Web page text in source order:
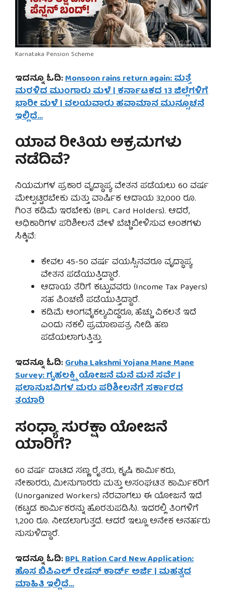
Karnataka Pension Scheme
ಇದನ್ನೂ ಓದಿ:Monsoon rains return again: ಮತ್ತೆ
ಮರಳಿದ ಮುಂಗಾರು ಮಳೆ | ಕರ್ನಾಟಕದ 13 ಜಿಲ್ಲೆಗಳಿಗೆ
ಭಾರೀ ಮಳೆ | ವಲಯವಾರು ಹವಾಮಾನ ಮುನ್ಸೂಚನೆ
ಇಲ್ಲಿದೆ…
ಯಾವ ರೀತಿಯ ಅಕ್ರಮಗಳು
ನಡೆದಿವೆ?
ನಿಯಮಗಳ ಪ್ರಕಾರ ವೃದ್ಧಾಪ್ಯ ವೇತನ ಪಡೆಯಲು 60 ವರ್ಷ
ಮೇಲ್ಪಟ್ಟಿರಬೇಕು ಮತ್ತು ವಾರ್ಷಿಕ ಆದಾಯ 32,000 ರೂ.
ಗಿಂತ ಕಡಿಮೆ ಇರಬೇಕು (BPL Card Holders). ಆದರೆ,
ಅಧಿಕಾರಿಗಳ ಪರಿಶೀಲನೆ ವೇಳೆ ಬೆಚ್ಚಿಬೀಳಿಸುವ ಅಂಶಗಳು
ಸಿಕ್ಕಿವೆ:
ಕೇವಲ 45-50 ವರ್ಷ ವಯಸ್ಸಿನವರೂ ವೃದ್ಧಾಪ್ಯ
ವೇತನ ಪಡೆಯುತ್ತಿದ್ದಾರೆ.
ಆದಾಯ ತೆರಿಗೆ ಕಟ್ಟುವವರು (Income Tax Payers)
ಸಹ ಪಿಂಚಣಿ ಪಡೆಯುತ್ತಿದ್ದಾರೆ.
ಕಡಿಮೆ ಅಂಗವೈಕಲ್ಯವಿದ್ದರೂ, ಹೆಚ್ಚು ವಿಕಲತೆ ಇದೆ
ಎಂದು ನಕಲಿ ಪ್ರಮಾಣಪತ್ರ ನೀಡಿ ಹಣ
ಪಡೆಯಲಾಗುತ್ತಿತ್ತು.
ಇದನ್ನೂ ಓದಿ:Gruha Lakshmi Yojana Mane Mane
Survey: ಗೃಹಲಕ್ಷ್ಮಿ ಯೋಜನೆ ಮನೆ ಮನೆ ಸರ್ವೆ |
ಫಲಾನುಭವಿಗಳ ಮರು ಪರಿಶೀಲನೆಗೆ ಸರ್ಕಾರದ
ತಯಾರಿ
ಸಂಧ್ಯಾ ಸುರಕ್ಷಾ ಯೋಜನೆ
ಯಾರಿಗೆ?
60 ವರ್ಷ ದಾಟಿದ ಸಣ್ಣ ರೈತರು, ಕೃಷಿ ಕಾರ್ಮಿಕರು,
ನೇಕಾರರು, ಮೀನುಗಾರರು ಮತ್ತು ಅಸಂಘಟಿತ ಕಾರ್ಮಿಕರಿಗೆ
(Unorganized Workers) ನೆರವಾಗಲು ಈ ಯೋಜನೆ ಇದೆ
(ಕಟ್ಟಡ ಕಾರ್ಮಿಕರನ್ನು ಹೊರತುಪಡಿಸಿ). ಇದರಲ್ಲಿ ತಿಂಗಳಿಗೆ
1,200 ರೂ. ನೀಡಲಾಗುತ್ತದೆ. ಆದರೆ ಇಲ್ಲೂ ಅನೇಕ ಅನರ್ಹರು
ನುಸುಳಿದ್ದಾರೆ.
ಇದನ್ನೂ ಓದಿ:BPL Ration Card New Application:
ಹೊಸ ಬಿಪಿಎಲ್ ರೇಷನ್ ಕಾರ್ಡ್ ಅರ್ಜಿ | ಮಹತ್ವದ
ಮಾಹಿತಿ ಇಲ್ಲಿದೆ…